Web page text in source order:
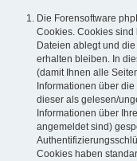
Die Forensoftware
Cookies. Cookies sind
Dateien ablegt und
erhalten bleiben. In
(damit Ihnen alle
Informationen über
dieser als gelesen/
Informationen über
angemeldet sind)
Cookies haben